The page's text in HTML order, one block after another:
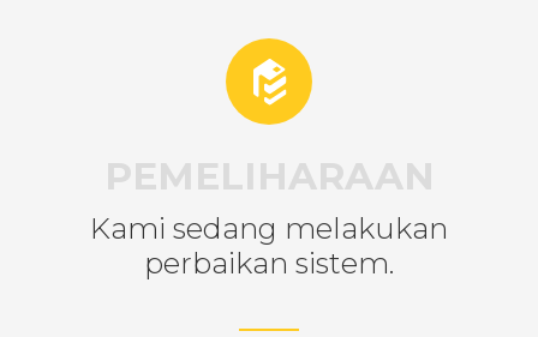
PEMELIHARAAN
Kami sedang melakukan
perbaikan sistem.